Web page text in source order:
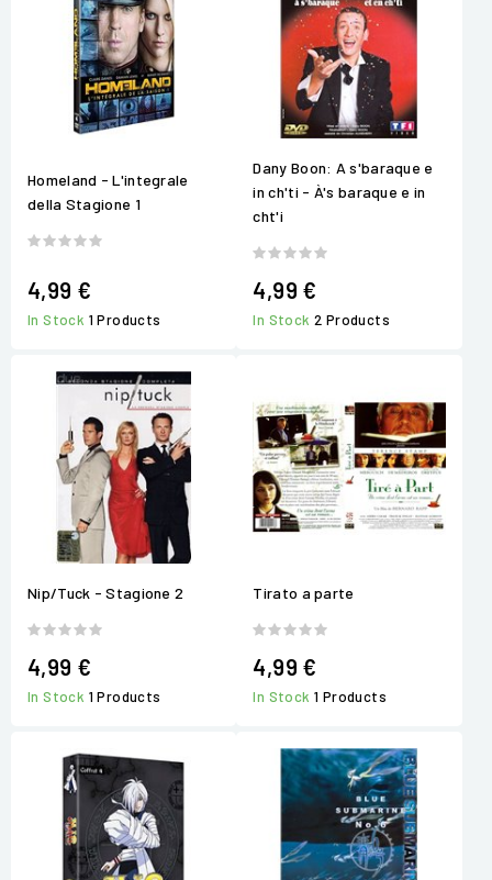
Homeland - L'integrale
della Stagione 1
4,99 €
In Stock 1 Products
Dany Boon: A s'baraque e
in ch'ti - À's baraque e in
cht'i
4,99 €
In Stock2 Products
Nip/Tuck - Stagione 2
4,99 €
In Stock 1 Products
Tirato a parte
4,99 €
In Stock1 Products